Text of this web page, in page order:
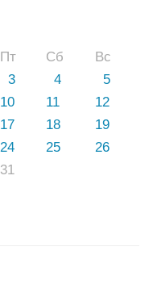
Пт Сб
Вс
3 4
5
10 11
12
17 18
19
24 25
26
31